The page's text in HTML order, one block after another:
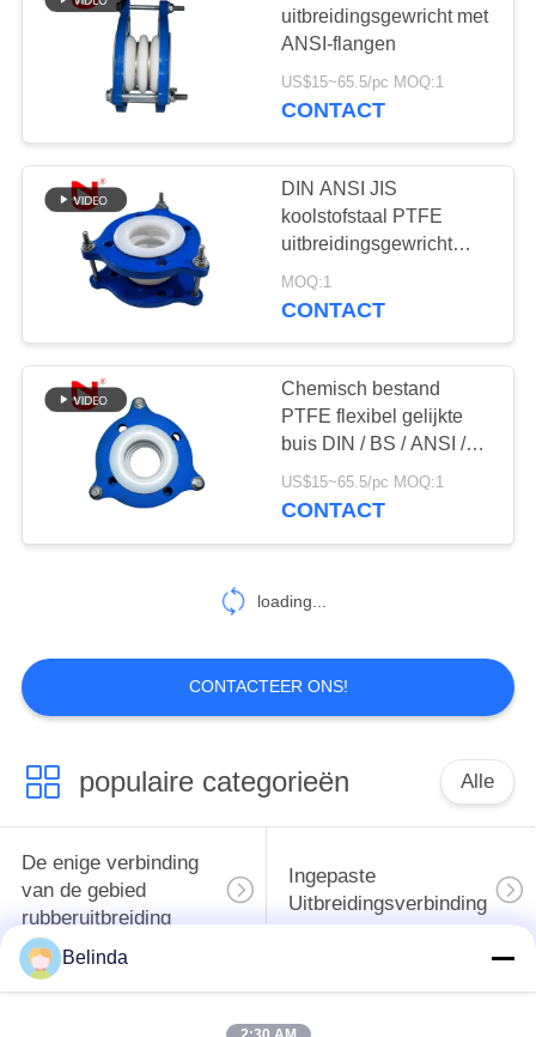
Verminderde
34
PTFE-
Pijp die Verbinding
43
De Verbinding van
de metaaluitbreiding
79
uitbreidingsgewricht met
ANSI-flangen
US$15~65.5/pc MOQ:1
CONTACT
DIN ANSI JIS
koolstofstaal PTFE
uitbreidingsgewricht
gemakkelijk te
installeren
MOQ:1
CONTACT
Chemisch bestand
PTFE flexibel gelijkte
buis DIN / BS / ANSI /
JIS flensnorm
US$15~65.5/pc MOQ:1
CONTACT
loading...
CONTACTEER ONS!
populaire categorieën Alle
De enige verbinding
van de gebied
rubberuitbreiding
Ingepaste
Uitbreidingsverbinding
De dubbele
Belinda